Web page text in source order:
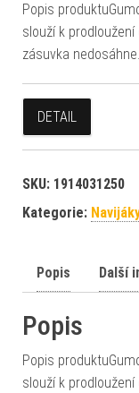
Popis
slouží k
zásuvka nedosáhne.
DETAIL
SKU: 1914031250
Kategorie:
Popis Další
Popis
Popis
slouží k